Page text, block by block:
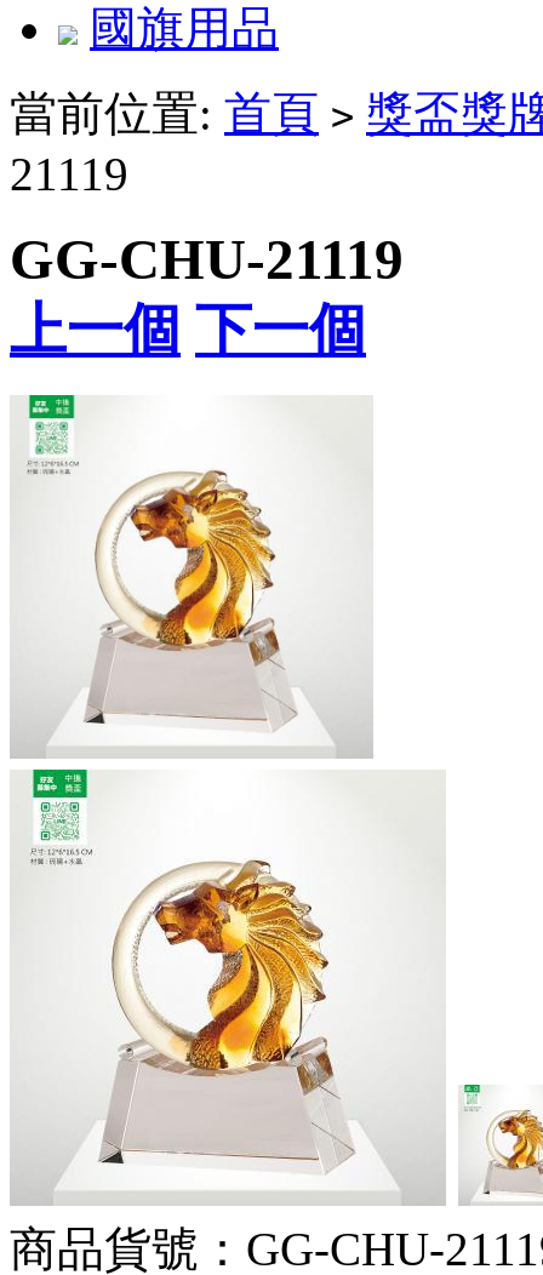
國旗用品
當前位置: 首頁 > 獎盃獎
21119
GG-CHU-21119
上一個 下一個
商品貨號：GG-CHU-